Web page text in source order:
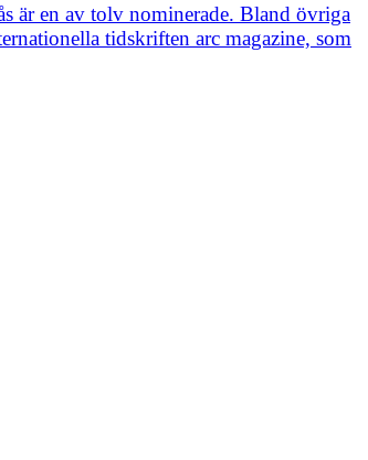
är en av tolv nominerade. Bland övriga
tidskriften arc magazine, som